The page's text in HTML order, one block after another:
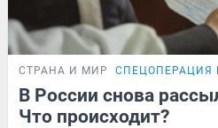
СТРАНА И МИР СПЕЦОПЕРАЦИЯ
В России снова
Что происходит?